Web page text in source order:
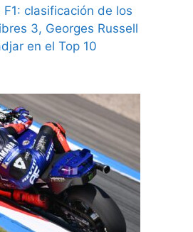
clasificación de los
3, Georges Russell
en el Top 10